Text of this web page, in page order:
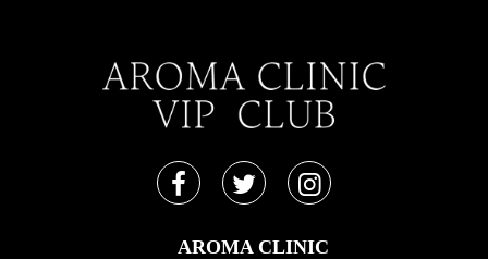
AROMA CLINIC